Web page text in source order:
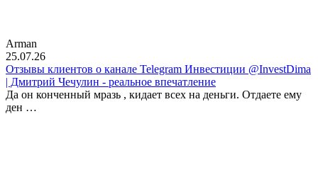
Arman
25.07.26
Отзывы клиентов о канале Telegram Инвестиции @InvestDima
| Дмитрий Чечулин - реальное впечатление
Да он конченный мразь , кидает всех на деньги. Отдаете ему
ден …